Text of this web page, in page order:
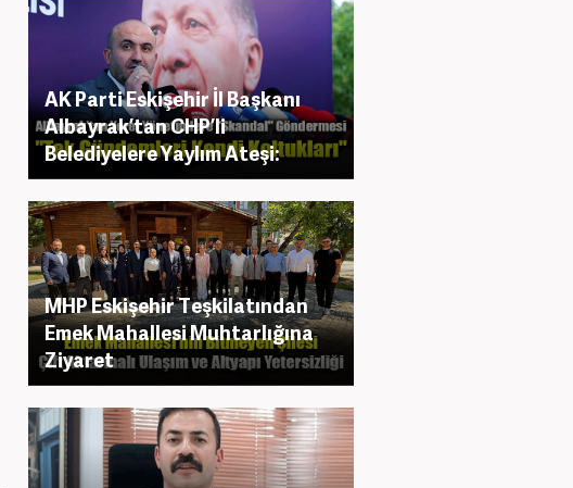
AK Parti Eskişehir İl Başkanı
Albayrak’tan CHP’li
Belediyelere Yaylım Ateşi:
MHP Eskişehir Teşkilatından
Emek Mahallesi Muhtarlığına
Ziyaret